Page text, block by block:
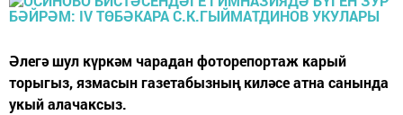
Әлегә шул күркәм чарадан фоторепортаж карый
торыгыз, язмасын газетабызның киләсе атна санында
укый алачаксыз.